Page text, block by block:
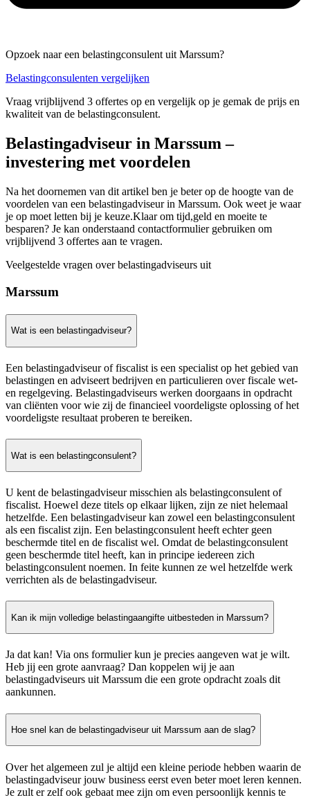
Opzoek naar een belastingconsulent uit Marssum?
Belastingconsulenten vergelijken
Vraag vrijblijvend 3 offertes op en vergelijk op je gemak de prijs en
kwaliteit van de belastingconsulent.
Belastingadviseur in Marssum –
investering met voordelen
Na het doornemen van dit artikel ben je beter op de hoogte van de
voordelen van een belastingadviseur in Marssum. Ook weet je waar
je op moet letten bij je keuze.Klaar om tijd,geld en moeite te
besparen? Je kan onderstaand contactformulier gebruiken om
vrijblijvend 3 offertes aan te vragen.
Veelgestelde vragen over belastingadviseurs uit
Marssum
Wat is een belastingadviseur?
Een belastingadviseur of fiscalist is een specialist op het gebied van
belastingen en adviseert bedrijven en particulieren over fiscale wet-
en regelgeving. Belastingadviseurs werken doorgaans in opdracht
van cliënten voor wie zij de financieel voordeligste oplossing of het
voordeligste resultaat proberen te bereiken.
Wat is een belastingconsulent?
U kent de belastingadviseur misschien als belastingconsulent of
fiscalist. Hoewel deze titels op elkaar lijken, zijn ze niet helemaal
hetzelfde. Een belastingadviseur kan zowel een belastingconsulent
als een fiscalist zijn. Een belastingconsulent heeft echter geen
beschermde titel en de fiscalist wel. Omdat de belastingconsulent
geen beschermde titel heeft, kan in principe iedereen zich
belastingconsulent noemen. In feite kunnen ze wel hetzelfde werk
verrichten als de belastingadviseur.
Kan ik mijn volledige belastingaangifte uitbesteden in Marssum?
Ja dat kan! Via ons formulier kun je precies aangeven wat je wilt.
Heb jij een grote aanvraag? Dan koppelen wij je aan
belastingadviseurs uit Marssum die een grote opdracht zoals dit
aankunnen.
Hoe snel kan de belastingadviseur uit Marssum aan de slag?
Over het algemeen zul je altijd een kleine periode hebben waarin de
belastingadviseur jouw business eerst even beter moet leren kennen.
Je zult er zelf ook gebaat mee zijn om even persoonlijk kennis te